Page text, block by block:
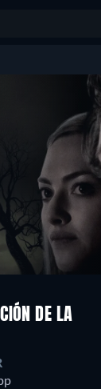
DE LA